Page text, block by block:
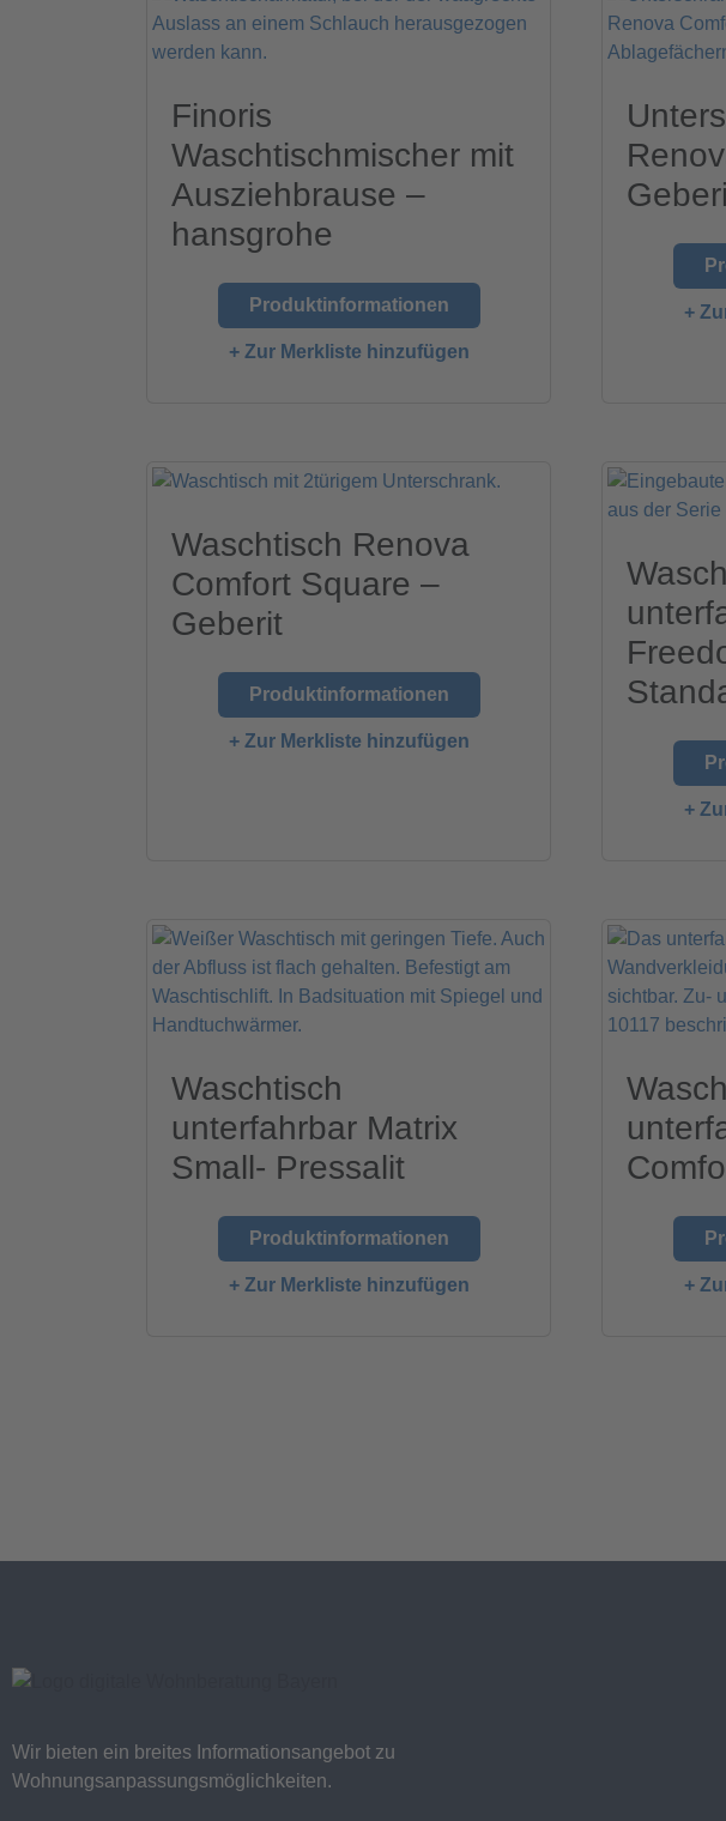
Finoris
Waschtischmischer mit
Ausziehbrause –
hansgrohe
Produktinformationen
+ Zur Merkliste hinzufügen
+
Waschtisch Renova
Comfort Square –
Geberit
Produktinformationen
+ Zur Merkliste hinzufügen
+
Waschtisch
unterfahrbar Matrix
Small- Pressalit
Produktinformationen
+ Zur Merkliste hinzufügen +
Wir bieten ein breites Informationsangebot zu
Wohnungsanpassungsmöglichkeiten.